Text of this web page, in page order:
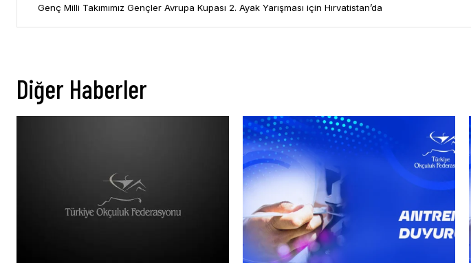
Genç Milli Takımımız Gençler Avrupa Kupası 2. Ayak Yarışması için Hırvatistan’da
Diğer Haberler